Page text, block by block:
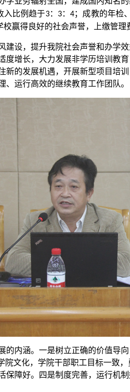
入比例趋于3： 3：4；成教的年检
赢得良好的社会声誉，上缴管理
建设，提升我院社会声誉和办学
度增长，大力发展非学历培训教
新的发展机遇，开展新型项目培
运行高效的继续教育工作团队。
的内涵。一是树立正确的价值导
院文化，学院干部职工目标一致
保障好。四是制度完善，运行机